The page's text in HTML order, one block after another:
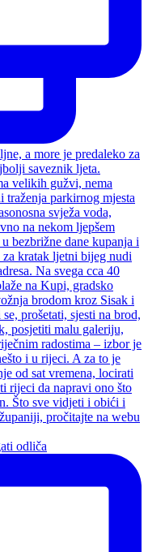
odliča